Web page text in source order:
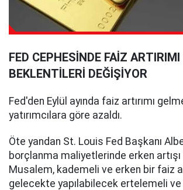
FED CEPHESİNDE FAİZ ARTIRIMI
BEKLENTİLERİ DEĞİŞİYOR
Fed'den Eylül ayında faiz artırımı
yatırımcılara göre azaldı.
Öte yandan St. Louis Fed Başkanı
borçlanma maliyetlerinde erken
Musalem, kademeli ve erken bir faiz
gelecekte yapılabilecek ertelemeli